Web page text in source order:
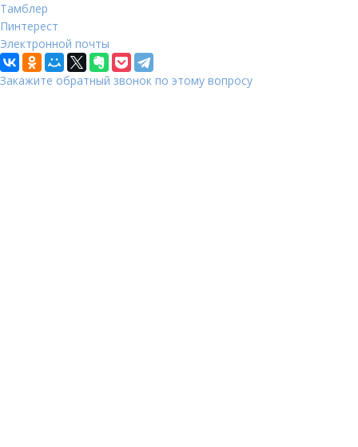
Тамблер
Пинтерест
Электронной почты
Закажите обратный звонок по этому вопросу